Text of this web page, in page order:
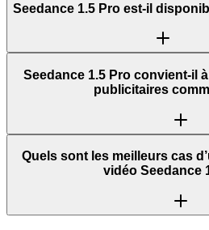
Seedance 1.5 Pro est-il
Seedance 1.5 Pro convient-il
publicitaires
Quels sont les meilleurs cas
vidéo Seedance